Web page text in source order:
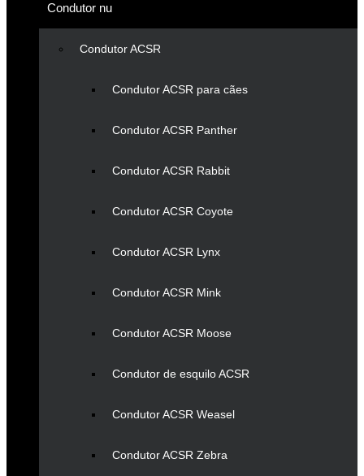
Condutor nu
Condutor ACSR
Condutor ACSR para cães
Condutor ACSR Panther
Condutor ACSR Rabbit
Condutor ACSR Coyote
Condutor ACSR Lynx
Condutor ACSR Mink
Condutor ACSR Moose
Condutor de esquilo ACSR
Condutor ACSR Weasel
Condutor ACSR Zebra